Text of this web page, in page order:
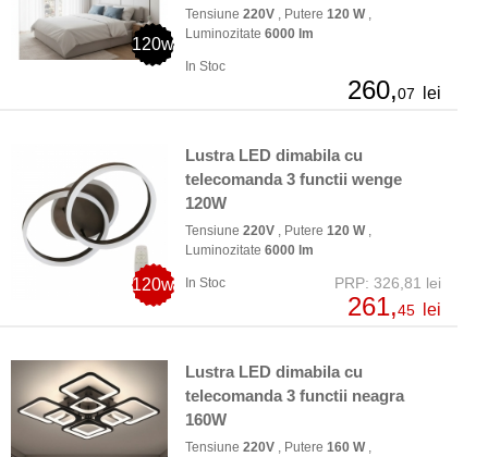
120w
Tensiune 220V , Putere 120 W,
Luminozitate 6000 lm
In Stoc
260,07 lei
120w
Lustra LED dimabila cu
telecomanda 3 functii wenge
120W
Tensiune 220V , Putere 120 W,
Luminozitate 6000 lm
In Stoc PRP: 326,81 lei
261,45 lei
Lustra LED dimabila cu
telecomanda 3 functii neagra
160W
Tensiune 220V , Putere 160 W,